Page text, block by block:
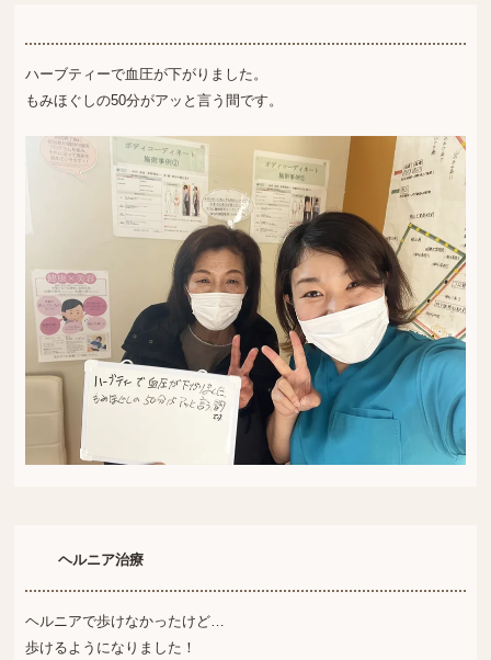
ハーブティーで血圧が下がりました。
もみほぐしの50分がアッと言う間です。
ヘルニア治療
ヘルニアで歩けなかったけど…
歩けるようになりました！